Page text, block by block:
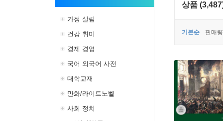
가정 살림
건강 취미
경제 경영
국어 외국어 사전
대학교재
만화/라이트노벨
사회 정치
상품
기본순 판매